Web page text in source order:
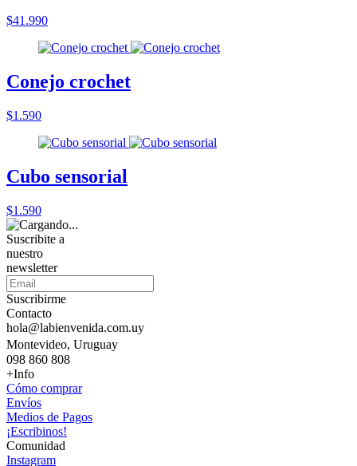
$41.990
Conejo crochet
$1.590
Cubo sensorial
$1.590
Suscribite a
nuestro
newsletter
Suscribirme
Contacto
hola@labienvenida.com.uy
Montevideo, Uruguay
098 860 808
+Info
Cómo comprar
Envíos
Medios de Pagos
¡Escribinos!
Comunidad
Instagram